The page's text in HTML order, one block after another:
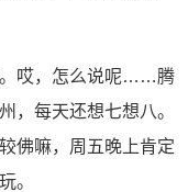
。哎，怎么说呢……腾
，每天还想七想八。
佛嘛，周五晚上肯定
。